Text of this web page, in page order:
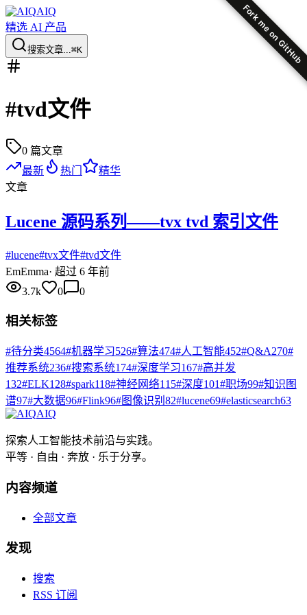
Fork me on GitHub
AIQ
精选 AI 产品
搜索文章...⌘K
#tvd文件
0 篇文章
最新
热门
精华
文章
Lucene 源码系列——tvx tvd 索引文件
#lucene#tvx文件#tvd文件
EmEmma· 超过 6 年前
3.7k
0 0
相关标签
#待分类4564#机器学习526#算法474#人工智能452#Q&A270#
推荐系统236#搜索系统174#深度学习167#高并发
132#ELK128#spark118#神经网络115#深度101#职场99#知识图
谱97#大数据96#Flink96#图像识别 82#lucene69#elasticsearch63
AIQ
探索人工智能技术前沿与实践。
平等 · 自由 · 奔放 · 乐于分享。
内容频道
全部文章
发现
搜索
RSS 订阅